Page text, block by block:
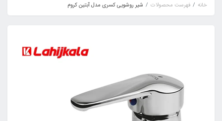
خانه فهرست محصولات شیر روشویی کسری مدل آبتین کروم